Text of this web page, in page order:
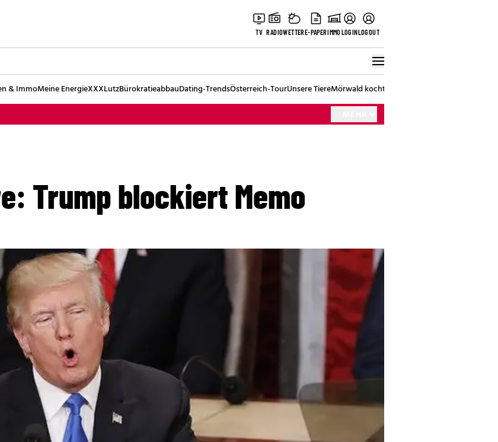
TV RADIOWETTERE-PAPERIMMOLOGINLOGOUT
& ImmoMeine EnergieXXXLutzBürokratieabbauDating-TrendsÖsterreich-TourUnsere TiereMörwald kocht
Trump blockiert Memo